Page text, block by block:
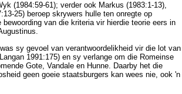
(1984:59-61); verder ook Markus (1983:1-13),
25) beroep skrywers hulle ten onregte op
van die kriteria vir hierdie teorie eers in
sy gevoel van verantwoordelikheid vir die lot van
1991:175) en sy verlange om die Romeinse
Gote, Vandale en Hunne. Daarby het die
geen goeie staatsburgers kan wees nie, ook 'n